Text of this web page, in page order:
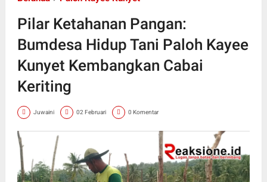
Pilar Ketahanan Pangan:
Bumdesa Hidup Tani Paloh Kayee
Kunyet Kembangkan Cabai
Keriting
Juwaini 02 Februari 0 Komentar